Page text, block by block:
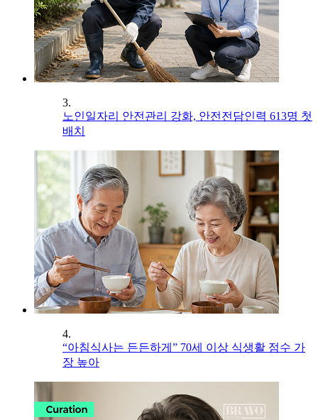
3.
노인일자리 안전관리 강화, 안전전담인력 613명 첫
배치
4.
“아침식사는 든든하게” 70세 이상 식생활 점수 가
장 높아